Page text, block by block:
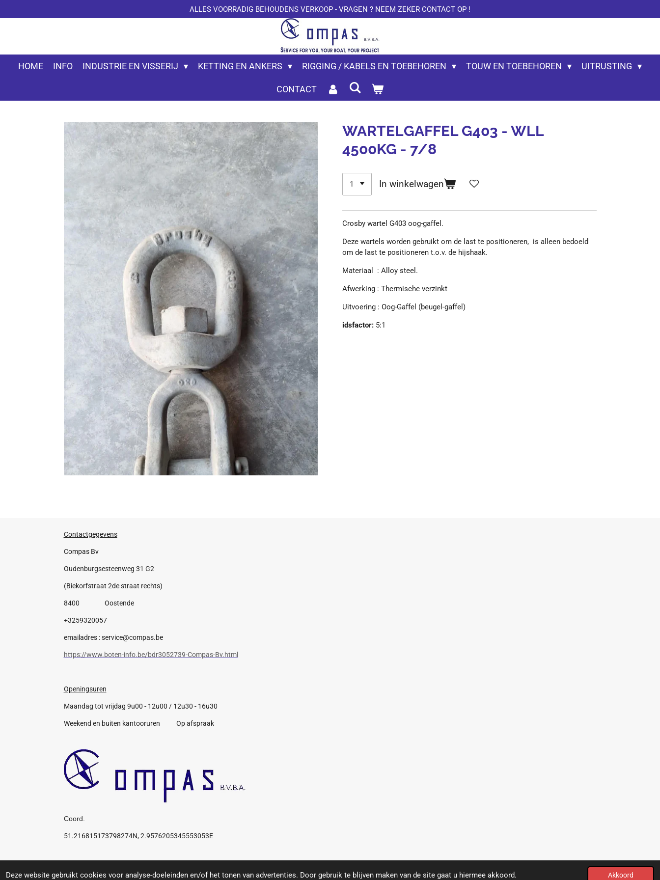
Deze website gebruikt cookies voor analyse-doeleinden en/of het tonen van advertenties. Door gebruik te blijven maken van de site gaat u hiermee akkoord. Akkoord
direct
hoofdinhoud
ALLES VOORRADIG BEHOUDENS VERKOOP - VRAGEN ? NEEM ZEKER CONTACT OP !
HOME INFO INDUSTRIE EN VISSERIJ KETTING EN ANKERS RIGGING / KABELS EN TOEBEHOREN TOUW EN TOEBEHOREN UITRUSTING
CONTACT
WARTELGAFFEL G403 - WLL
4500KG - 7/8
In winkelwagen
Crosby wartel G403 oog-gaffel.
Deze wartels worden gebruikt om de last te positioneren, is alleen bedoeld
om de last te positioneren t.o.v. de hijshaak.
Materiaal : Alloy steel.
Afwerking : Thermische verzinkt
Uitvoering : Oog-Gaffel (beugel-gaffel)
idsfactor: 5:1
Contactgegevens
Compas Bv
Oudenburgsesteenweg 31 G2
(Biekorfstraat 2de straat rechts)
8400 Oostende
+3259320057
emailadres : service@compas.be
https://www.boten-info.be/bdr3052739-Compas-Bv.html
Openingsuren
Maandag tot vrijdag 9u00 - 12u00 / 12u30 - 16u30
Weekend en buiten kantooruren Op afspraak
Coord.
51.216815173798274N, 2.9576205345553053E
© 2019 Compas: Service for you, your boat, your project.https://www.compas.be/